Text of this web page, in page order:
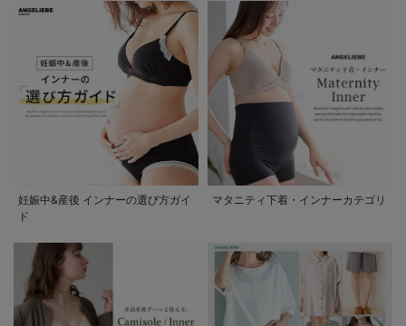
妊娠中&産後 インナーの選び方ガイ
ド
マタニティ下着・インナーカテゴリ